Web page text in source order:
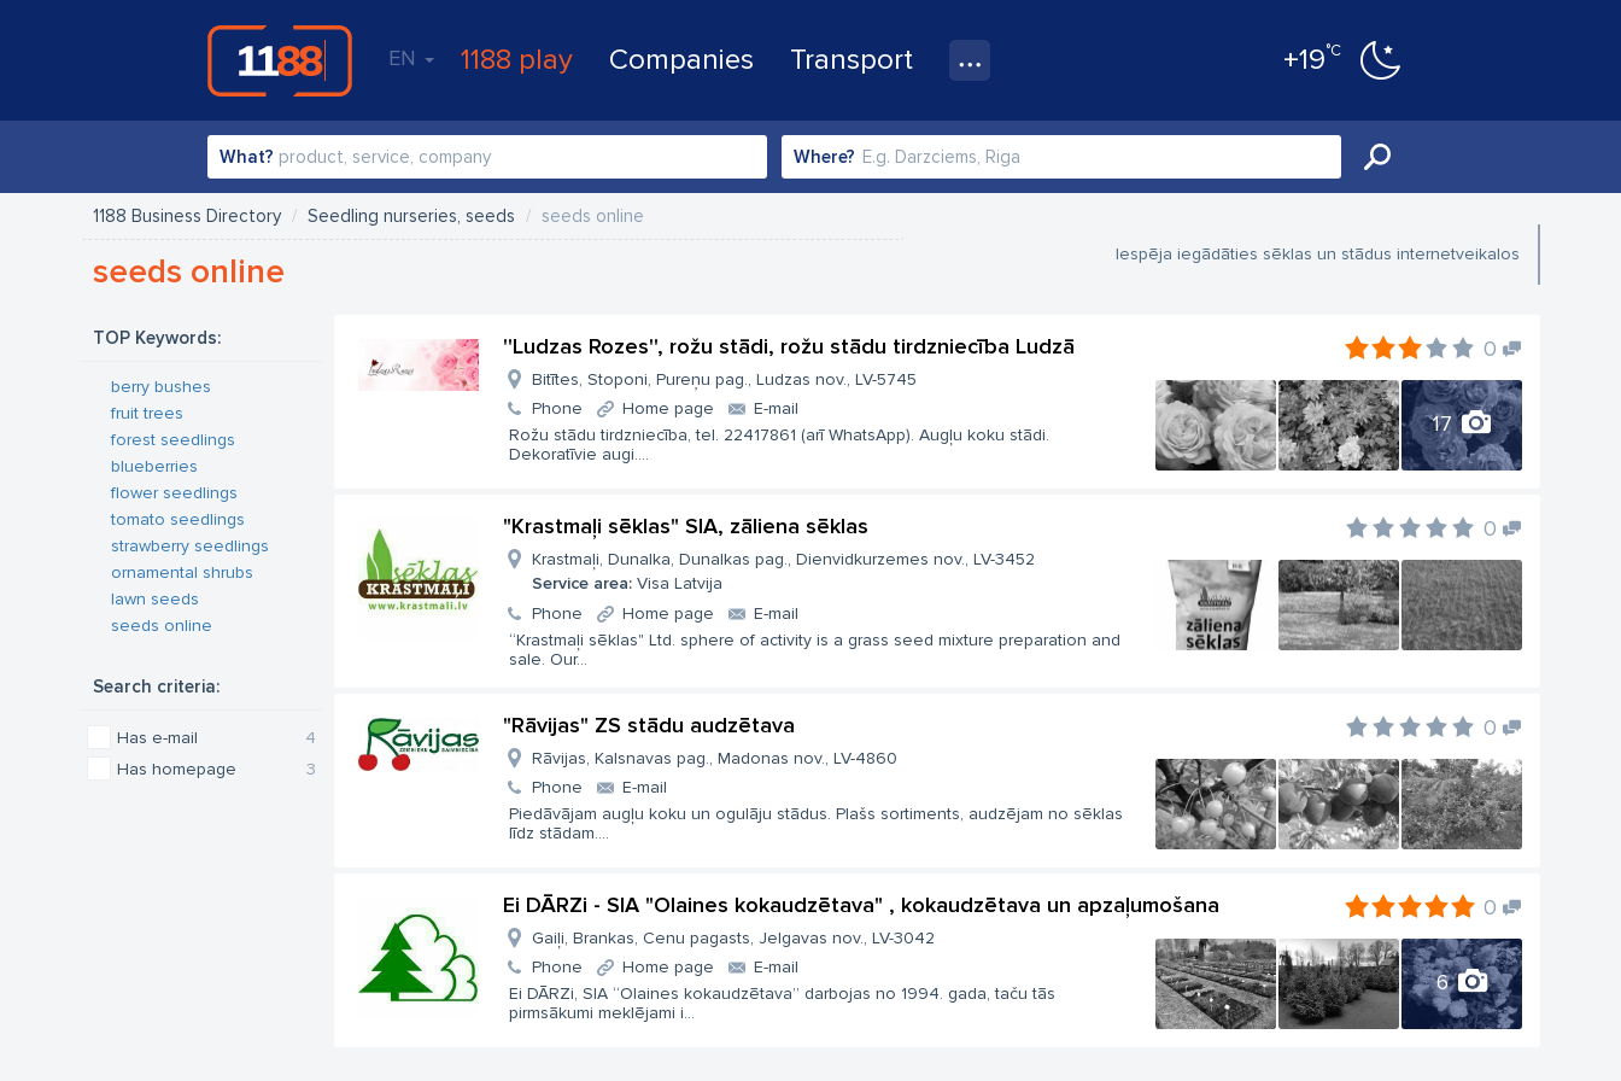
EN 1188 play Companies Transport +19°C
What? Where?
1188 Business Directory Seedling nurseries, seeds seeds online
seeds online Iespēja iegādāties sēklas un stādus internetveikalos
TOP Keywords:
berry bushes
fruit trees
forest seedlings
blueberries
flower seedlings
tomato seedlings
strawberry seedlings
ornamental shrubs
lawn seeds
seeds online
Search criteria:
4
Has e-mail
3
Has homepage
''Ludzas Rozes'', rožu stādi, rožu stādu tirdzniecība Ludzā 0
17
Bitītes, Stoponi, Pureņu pag., Ludzas nov., LV-5745
Phone
Home page
E-mail
Rožu stādu tirdzniecība, tel. 22417861 (arī WhatsApp). Augļu koku stādi.
Dekoratīvie augi....
"Krastmaļi sēklas" SIA, zāliena sēklas 0
Krastmaļi, Dunalka, Dunalkas pag., Dienvidkurzemes nov., LV-3452
Service area: Visa Latvija
Phone
Home page
E-mail
“Krastmaļi sēklas" Ltd. sphere of activity is a grass seed mixture preparation and
sale. Our...
"Rāvijas" ZS stādu audzētava 0
Rāvijas, Kalsnavas pag., Madonas nov., LV-4860
Phone
E-mail
Piedāvājam augļu koku un ogulāju stādus. Plašs sortiments, audzējam no sēklas
līdz stādam....
Ei DĀRZi - SIA "Olaines kokaudzētava" , kokaudzētava un apzaļumošana 0
6
Gaiļi, Brankas, Cenu pagasts, Jelgavas nov., LV-3042
Phone
Home page
E-mail
Ei DĀRZi, SIA “Olaines kokaudzētava” darbojas no 1994. gada, taču tās
pirmsākumi meklējami i...